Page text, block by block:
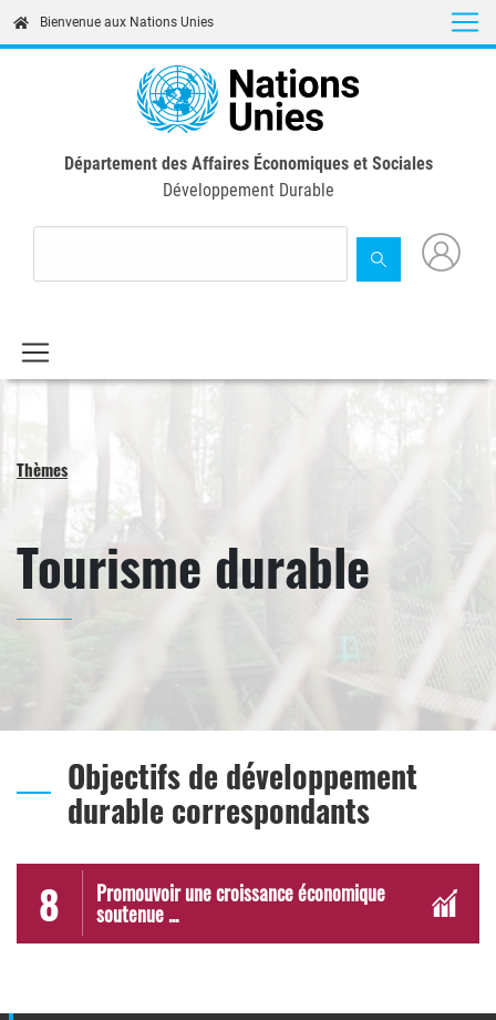
content
Bienvenue aux Nations Unies
Département des Affaires Économiques et Sociales
Développement Durable
Thèmes
Tourisme durable
Objectifs de développement
durable correspondants
8 Promouvoir une croissance économique
soutenue ...